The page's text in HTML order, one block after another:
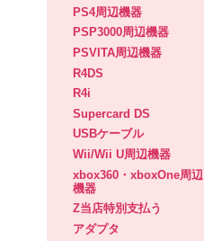
PS4周辺機器
PSP3000周辺機器
PSVITA周辺機器
R4DS
R4i
Supercard DS
USBケーブル
Wii/Wii U周辺機器
xbox360・xboxOne周辺
機器
Z当店特別支払う
アダプタ